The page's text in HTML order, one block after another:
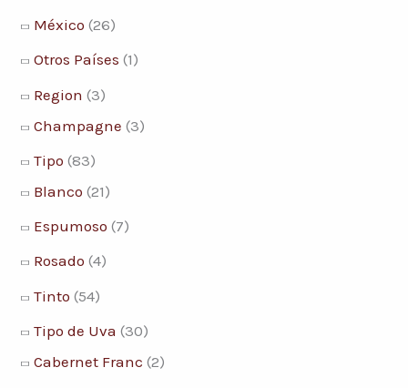
México (26)
Otros Países (1)
Region (3)
Champagne (3)
Tipo (83)
Blanco (21)
Espumoso (7)
Rosado (4)
Tinto (54)
Tipo de Uva (30)
Cabernet Franc (2)